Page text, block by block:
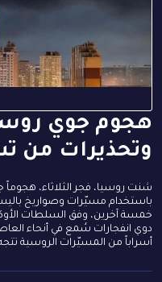
هجوم جوي
وتحذيرات من
شنت روسيا، فجر الثلاثاء، هجوماً
باستخدام مسيّرات وصواريخ
خمسة آخرين، وفق السلطات
دوي انفجارات سُمع في أنحاء
أسراباً من المسيّرات الروسية تتجه